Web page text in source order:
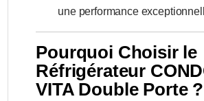
une performance
Pourquoi Choisir le
Réfrigérateur
VITA Double Porte ?